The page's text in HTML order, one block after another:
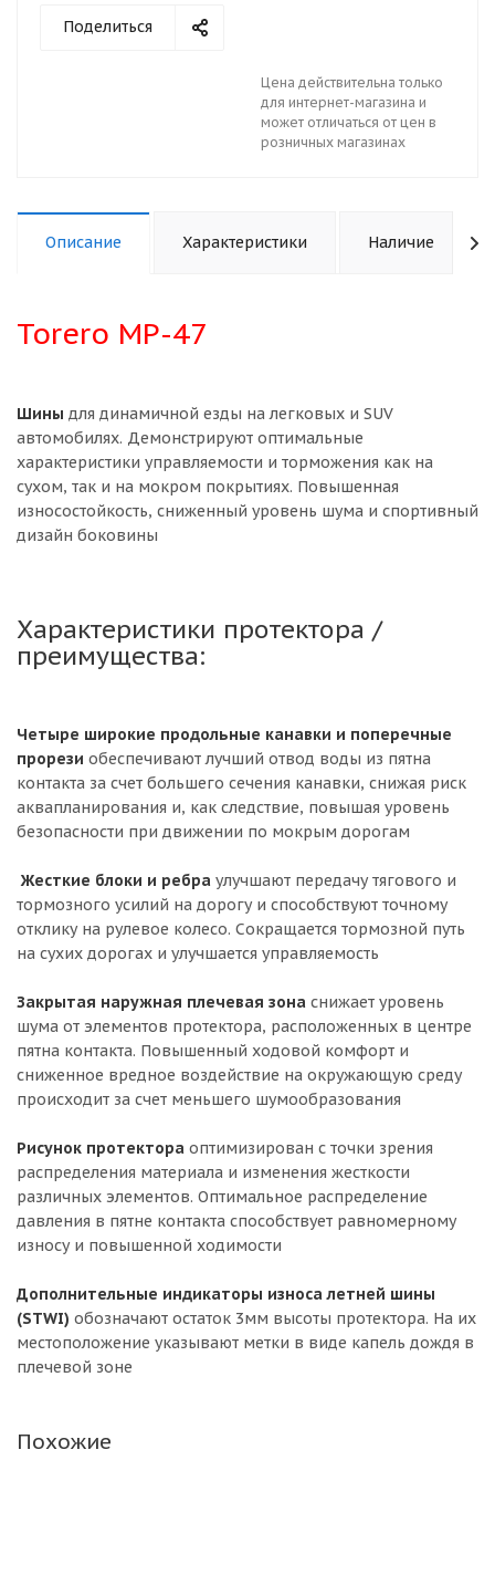
Поделиться
Цена действительна только
для интернет-магазина и
может отличаться от цен в
розничных магазинах
Описание Характеристики Наличие
Torero MP-47
Шины для динамичной езды на легковых и SUV
автомобилях. Демонстрируют оптимальные
характеристики управляемости и торможения как на
сухом, так и на мокром покрытиях. Повышенная
износостойкость, сниженный уровень шума и спортивный
дизайн боковины
Характеристики протектора /
преимущества:
Четыре широкие продольные канавки и поперечные
прорези обеспечивают лучший отвод воды из пятна
контакта за счет большего сечения канавки, снижая риск
аквапланирования и, как следствие, повышая уровень
безопасности при движении по мокрым дорогам
Жесткие блоки и ребра улучшают передачу тягового и
тормозного усилий на дорогу и способствуют точному
отклику на рулевое колесо. Сокращается тормозной путь
на сухих дорогах и улучшается управляемость
Закрытая наружная плечевая зона снижает уровень
шума от элементов протектора, расположенных в центре
пятна контакта. Повышенный ходовой комфорт и
сниженное вредное воздействие на окружающую среду
происходит за счет меньшего шумообразования
Рисунок протектора оптимизирован с точки зрения
распределения материала и изменения жесткости
различных элементов. Оптимальное распределение
давления в пятне контакта способствует равномерному
износу и повышенной ходимости
Дополнительные индикаторы износа летней шины
(STWI) обозначают остаток 3мм высоты протектора. На их
местоположение указывают метки в виде капель дождя в
плечевой зоне
Похожие